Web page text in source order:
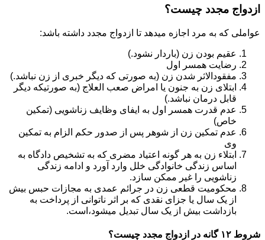
ازدواج مجدد چیست؟
عواملی که به مرد اجازه میدهد تا ازدواج مجدد داشته باشد:
عقیم بودن زن (باردار نشود.)
رضایت همسر اول
مفقودالاثر شدن زن (به صورتی که دیگر خبری از زن نباشد.)
ابتلای زن به جنون یا امراض صعب العلاج (به صورتیکه دیگر
قابل درمان نباشد.)
عدم قدرت همسر اول به ایفای وظایف زناشویی (تمکین
خاص)
عدم تمکین زن از شوهر پس از صدور حکم الزام به تمکین
وی
ابتلاء زن به هر گونه اعتیاد مضری که به تشخیص دادگاه به
اساس زندگی خانوادگی خلل وارد آورد و ادامه زندگی
زناشویی را غیر ممکن سازد.
محکومیت قطعی زن در جرائم عمدی به مجازات حبس بیش
از یک سال یا جزای نقدی که بر اثر ناتوانی از پرداخت به
بازداشت بیش از یک سال تبدیل می‎شود،است.
شروط ۱۲ گانه در ازدواج مجدد چیست؟